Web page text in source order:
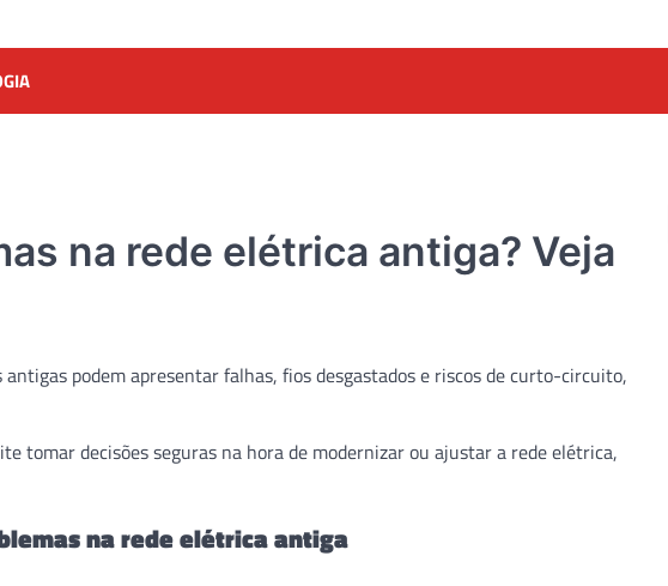
na rede elétrica antiga? Veja
antigas podem apresentar falhas, fios desgastados e riscos de curto-circuito,
tomar decisões seguras na hora de modernizar ou ajustar a rede elétrica,
na rede elétrica antiga